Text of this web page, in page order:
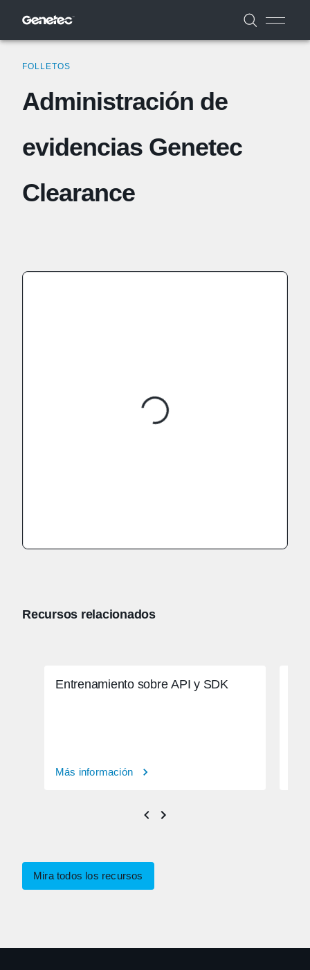
FOLLETOS
Administración de
evidencias Genetec
Clearance
Recursos relacionados
Entrenamiento sobre API y SDK
Más información
Mira todos los recursos